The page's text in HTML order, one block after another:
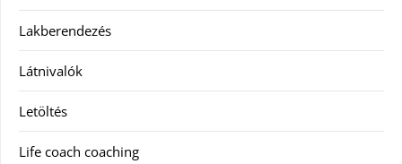
Lakberendezés
Látnivalók
Letöltés
Life coach coaching